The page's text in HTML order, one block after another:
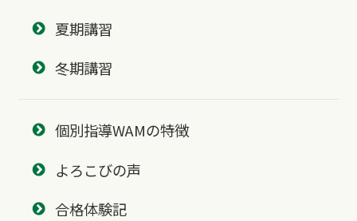
夏期講習
冬期講習
個別指導WAMの特徴
よろこびの声
合格体験記